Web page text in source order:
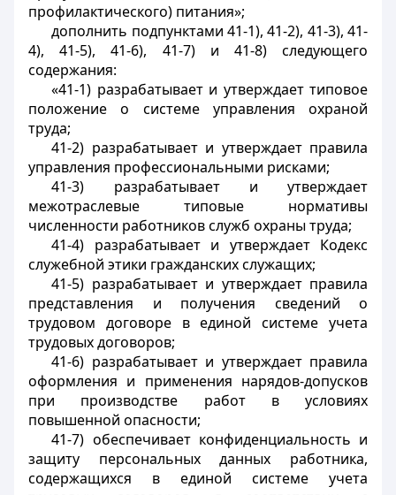
профилактического) питания»;
дополнить подпунктами 41-1), 41-2), 41-3), 41-
4), 41-5), 41-6), 41-7) и 41-8) следующего
содержания:
«41-1) разрабатывает и утверждает типовое
положение о системе управления охраной
труда;
41-2) разрабатывает и утверждает правила
управления профессиональными рисками;
41-3) разрабатывает и утверждает
межотраслевые типовые нормативы
численности работников служб охраны труда;
41-4) разрабатывает и утверждает Кодекс
служебной этики гражданских служащих;
41-5) разрабатывает и утверждает правила
представления и получения сведений о
трудовом договоре в единой системе учета
трудовых договоров;
41-6) разрабатывает и утверждает правила
оформления и применения нарядов-допусков
при производстве работ в условиях
повышенной опасности;
41-7) обеспечивает конфиденциальность и
защиту персональных данных работника,
содержащихся в единой системе учета